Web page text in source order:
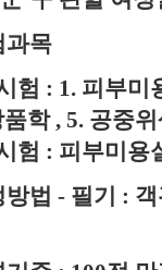
과목
험 : 1. 피부미
학 , 5. 공중
험 : 피부미용
방법 - 필기 :